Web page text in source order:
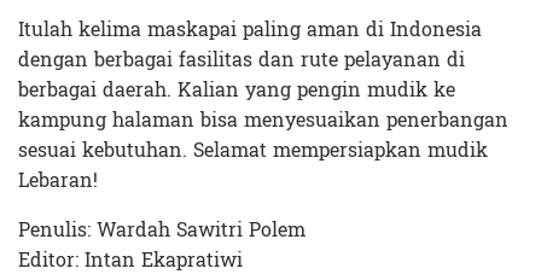
Itulah kelima maskapai paling aman di Indonesia
dengan berbagai fasilitas dan rute pelayanan di
berbagai daerah. Kalian yang pengin mudik ke
kampung halaman bisa menyesuaikan penerbangan
sesuai kebutuhan. Selamat mempersiapkan mudik
Lebaran!
Penulis: Wardah Sawitri Polem
Editor: Intan Ekapratiwi